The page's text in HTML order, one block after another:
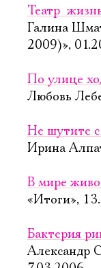
Театр 
Галина
2009)»,
По улице
Любовь
Не шутите
Ирина
В мире
«Итоги»,
Бактерия
Александр